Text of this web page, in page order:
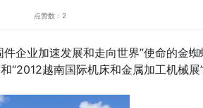
点赞数：2
业加速发展和走向世界”使命的金蜘
“2012越南国际机床和金属加工机械展”